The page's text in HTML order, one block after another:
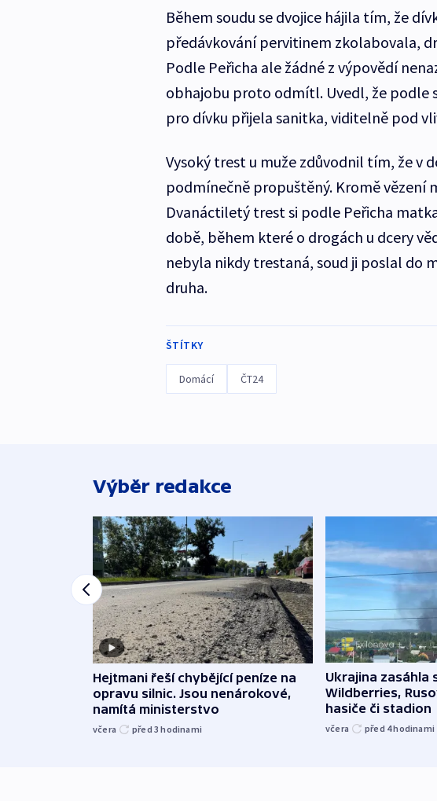
Během soudu se dvojice hájila tím, že
předávkování pervitinem zkolabovala,
Podle Peřicha ale žádné z výpovědí
obhajobu proto odmítl. Uvedl, že podle
pro dívku přijela sanitka, viditelně pod
Vysoký trest u muže zdůvodnil tím, že v
podmínečně propuštěný. Kromě vězení
Dvanáctiletý trest si podle Peřicha
době, během které o drogách u dcery
nebyla nikdy trestaná, soud ji poslal do
druha.
ŠTÍTKY
Domácí ČT24
Výběr redakce
Hejtmani řeší chybějící peníze na
opravu silnic. Jsou nenárokové,
namítá ministerstvo
včera před 3hodinami
Ukrajina zasáhla
Wildberries,
hasiče či stadion
včera před 4hodinami